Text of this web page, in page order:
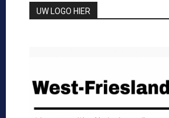
UW LOGO HIER